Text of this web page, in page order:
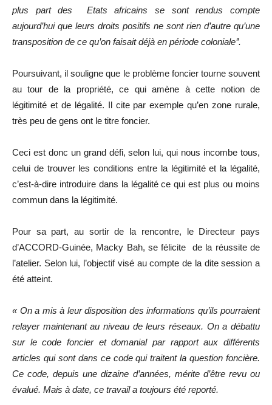
plus part des Etats africains se sont rendus compte
aujourd’hui que leurs droits positifs ne sont rien d’autre qu’une
transposition de ce qu’on faisait déjà en période coloniale’’.
Poursuivant, il souligne que le problème foncier tourne souvent
au tour de la propriété, ce qui amène à cette notion de
légitimité et de légalité. Il cite par exemple qu’en zone rurale,
très peu de gens ont le titre foncier.
Ceci est donc un grand défi, selon lui, qui nous incombe tous,
celui de trouver les conditions entre la légitimité et la légalité,
c’est-à-dire introduire dans la légalité ce qui est plus ou moins
commun dans la légitimité.
Pour sa part, au sortir de la rencontre, le Directeur pays
d’ACCORD-Guinée, Macky Bah, se félicite de la réussite de
l’atelier. Selon lui, l’objectif visé au compte de la dite session a
été atteint.
« On a mis à leur disposition des informations qu’ils pourraient
relayer maintenant au niveau de leurs réseaux. On a débattu
sur le code foncier et domanial par rapport aux différents
articles qui sont dans ce code qui traitent la question foncière.
Ce code, depuis une dizaine d’années, mérite d’être revu ou
évalué. Mais à date, ce travail a toujours été reporté.